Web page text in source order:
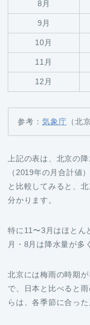
8月
9月
10月
11月
12月
参考： 気象庁 （北
上記の表は、北京の
（2019年の月合計値
と比較してみると、
分かります。
特に11〜3月はほとん
月・8月は降水量が多
北京には梅雨の時期
で、日本と比べると
らは、各季節に合っ